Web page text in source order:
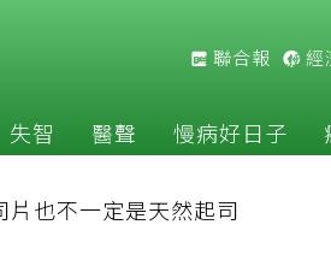
聯合報 經
失智 醫聲 慢病好日子
也不一定是天然起司